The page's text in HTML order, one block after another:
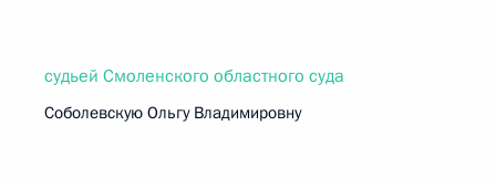
судьей Смоленского областного суда
Соболевскую Ольгу Владимировну